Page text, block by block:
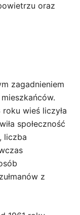
oraz
zagadnieniem
wieś liczyła
społeczność
liczba
z